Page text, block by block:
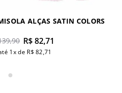
ALÇAS SATIN COLORS
,90 R$82,71
1x de R$ 82,71